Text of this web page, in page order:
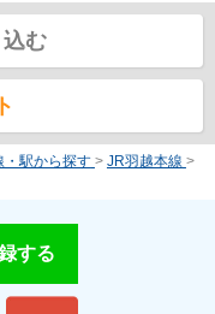
む
・駅から探す > JR羽越本線 >
する